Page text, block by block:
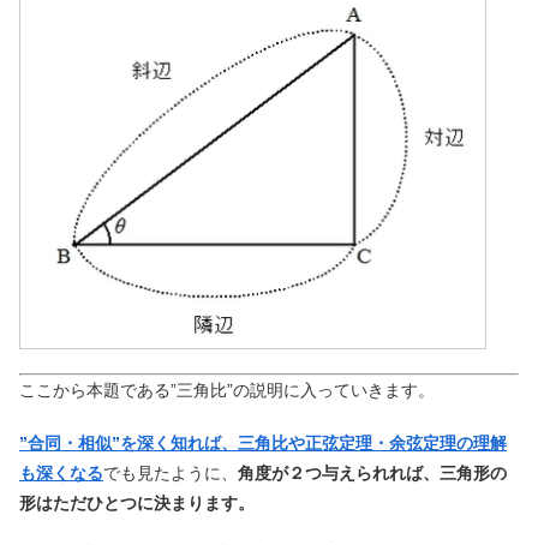
ここから本題である”三角比”の説明に入っていきます。
”合同・相似”を深く知れば、三角比や正弦定理・余弦定理の理解
も深くなるでも見たように、 角度が２つ与えられれば、三角形の
形はただひとつに決まります。